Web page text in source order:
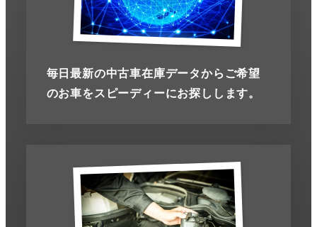
毎日最新の中古車在庫データからご希望
のお車をスピーディーにお探しします。